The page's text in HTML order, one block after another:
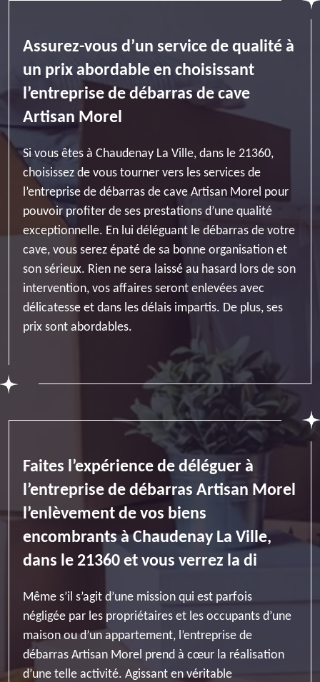
Assurez-vous d’un service de qualité à
un prix abordable en choisissant
l’entreprise de débarras de cave
Artisan Morel
Si vous êtes à Chaudenay La Ville, dans le 21360,
choisissez de vous tourner vers les services de
l’entreprise de débarras de cave Artisan Morel pour
pouvoir profiter de ses prestations d’une qualité
exceptionnelle. En lui déléguant le débarras de votre
cave, vous serez épaté de sa bonne organisation et
son sérieux. Rien ne sera laissé au hasard lors de son
intervention, vos affaires seront enlevées avec
délicatesse et dans les délais impartis. De plus, ses
prix sont abordables.
Faites l’expérience de déléguer à
l’entreprise de débarras Artisan Morel
l’enlèvement de vos biens
encombrants à Chaudenay La Ville,
dans le 21360 et vous verrez la di
Même s’il s’agit d’une mission qui est parfois
négligée par les propriétaires et les occupants d’une
maison ou d’un appartement, l’entreprise de
débarras Artisan Morel prend à cœur la réalisation
d’une telle activité. Agissant en véritable